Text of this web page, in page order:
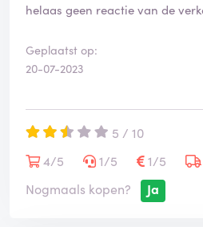
helaas geen reactie van de
Geplaatst op:
20-07-2023
5 / 10
4/5
1/5 1/5
Nogmaals kopen?
Ja